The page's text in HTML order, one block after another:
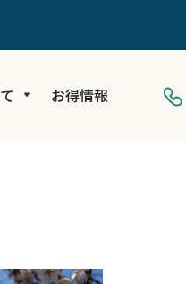
お得情報